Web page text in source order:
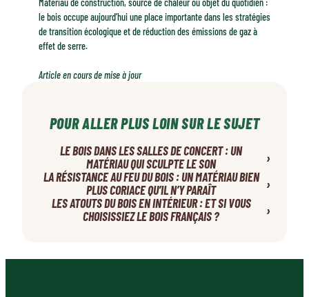
le bois occupe aujourd’hui une place importante dans les stratégies
de transition écologique et de réduction des émissions de gaz à
effet de serre.
Article en cours de mise à jour
POUR ALLER PLUS LOIN SUR LE SUJET
LE BOIS DANS LES SALLES DE CONCERT : UN
MATÉRIAU QUI SCULPTE LE SON
›
LA RÉSISTANCE AU FEU DU BOIS : UN MATÉRIAU BIEN
PLUS CORIACE QU’IL N’Y PARAÎT
›
LES ATOUTS DU BOIS EN INTÉRIEUR : ET SI VOUS
CHOISISSIEZ LE BOIS FRANÇAIS ?
›